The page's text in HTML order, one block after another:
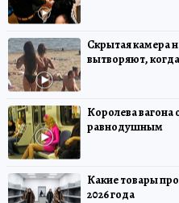
Скрытая камера
вытворяют,
Королева вагона
равнодушным
Какие товары
2026 года